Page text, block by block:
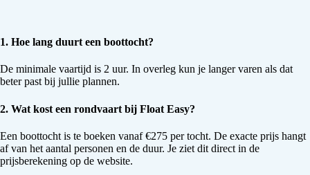
1. Hoe lang duurt een boottocht?
De minimale vaartijd is 2 uur. In overleg kun je langer varen als dat
beter past bij jullie plannen.
2. Wat kost een rondvaart bij Float Easy?
Een boottocht is te boeken vanaf €275 per tocht. De exacte prijs hangt
af van het aantal personen en de duur. Je ziet dit direct in de
prijsberekening op de website.